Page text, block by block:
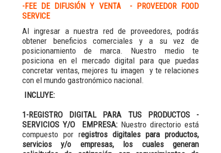
-FEE DE DIFUSIÓN Y VENTA - PROVEEDOR FOOD
SERVICE
Al ingresar a nuestra red de proveedores, podrás
obtener beneficios comerciales y a su vez de
posicionamiento de marca. Nuestro medio te
posiciona en el mercado digital para que puedas
concretar ventas, mejores tu imagen y te relaciones
con el mundo gastronómico nacional.
INCLUYE:
1-REGISTRO DIGITAL PARA TUS PRODUCTOS -
SERVICIOS Y/O EMPRESA: Nuestro directorio está
compuesto por registros digitales para productos,
servicios y/o empresas, los cuales generan